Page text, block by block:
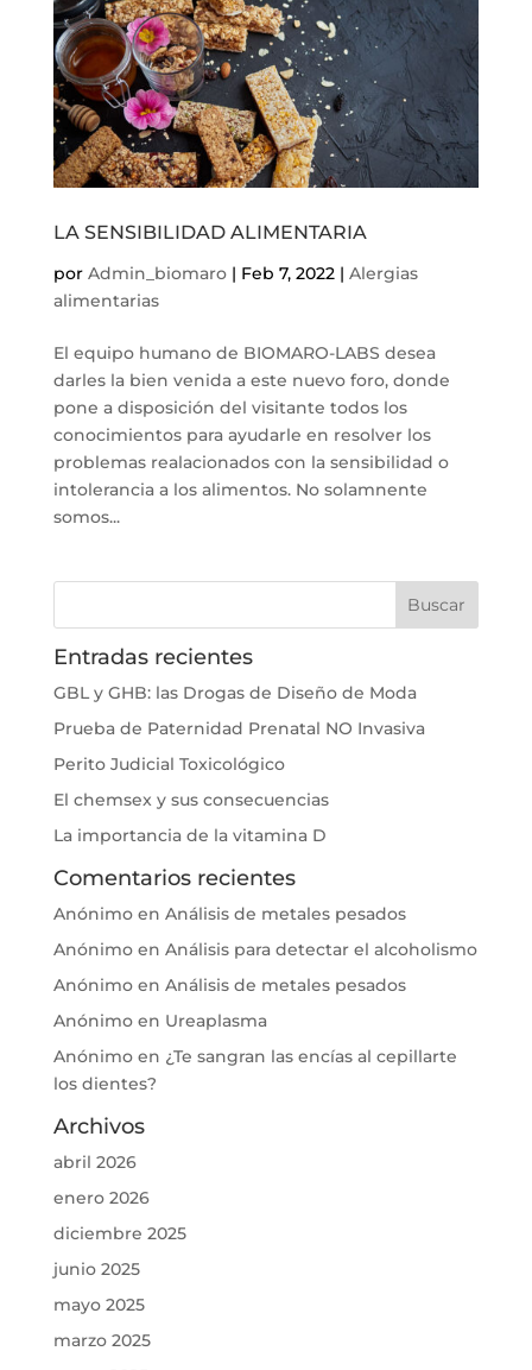
LA SENSIBILIDAD ALIMENTARIA
por Admin_biomaro| Feb 7, 2022| Alergias
alimentarias
El equipo humano de BIOMARO-LABS desea
darles la bien venida a este nuevo foro, donde
pone a disposición del visitante todos los
conocimientos para ayudarle en resolver los
problemas realacionados con la sensibilidad o
intolerancia a los alimentos. No solamnente
somos...
Entradas recientes
GBL y GHB: las Drogas de Diseño de Moda
Prueba de Paternidad Prenatal NO Invasiva
Perito Judicial Toxicológico
El chemsex y sus consecuencias
La importancia de la vitamina D
Comentarios recientes
Anónimoen Análisis de metales pesados
Anónimoen Análisis para detectar el alcoholismo
Anónimoen Análisis de metales pesados
Anónimoen Ureaplasma
Anónimoen ¿Te sangran las encías al cepillarte
los dientes?
Archivos
abril 2026
enero 2026
diciembre 2025
junio 2025
mayo 2025
marzo 2025